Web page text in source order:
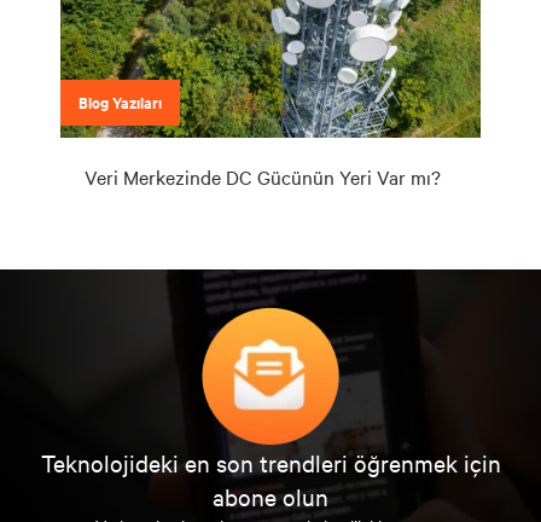
Blog Yazıları
Veri Merkezinde DC Gücünün Yeri Var mı?
Teknolojideki en son trendleri öğrenmek için
abone olun